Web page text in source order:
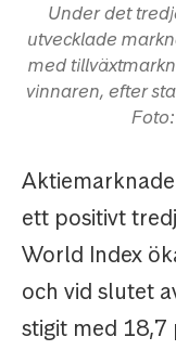
Under det
utvecklade
med
vinnaren, efter
ett positivt
World Index
och vid slutet
stigit med